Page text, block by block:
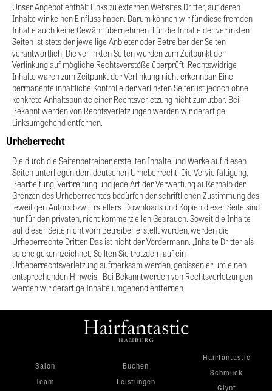
Unser Angebot enthält Links zu externen Websites Dritter, auf deren
Inhalte wir keinen Einfluss haben. Darum können wir für diese fremden
Inhalte auch keine Gewähr übernehmen. Für die Inhalte der verlinkten
Seiten ist stets der jeweilige Anbieter oder Betreiber der Seiten
verantwortlich. Die verlinkten Seiten wurden zum Zeitpunkt der
Verlinkung auf mögliche Rechtsverstöße überprüft. Rechtswidrige
Inhalte waren zum Zeitpunkt der Verlinkung nicht erkennbar. Eine
permanente inhaltliche Kontrolle der verlinkten Seiten ist jedoch ohne
konkrete Anhaltspunkte einer Rechtsverletzung nicht zumutbar. Bei
Bekannt werden von Rechtsverletzungen werden wir derartige
Linksumgehend entfernen.
Urheberrecht
Die durch die Seitenbetreiber erstellten Inhalte und Werke auf diesen
Seiten unterliegen dem deutschen Urheberrecht. Die Vervielfältigung,
Bearbeitung, Verbreitung und jede Art der Verwertung außerhalb der
Grenzen des Urheberrechtes bedürfen der schriftlichen Zustimmung des
jeweiligen Autors bzw. Erstellers. Downloads und Kopien dieser Seite sind
nur für den privaten, nicht kommerziellen Gebrauch. Soweit die Inhalte
auf dieser Seite nicht vom Betreiber erstellt wurden, werden die
Urheberrechte Dritter. Das ist nicht der Vordermann. „Inhalte Dritter als
solche gekennzeichnet. Sollten Sie trotzdem auf ein
Urheberrechtsverletzung aufmerksam werden, gebissen er um einen
entsprechenden Hinweis.  Bei Bekanntwerden von Rechtsverletzungen
werden wir derartige Inhalte umgehend entfernen.
Salon
Team
Buchen
Leistungen
Hairfantastic
Schmuck
Glynt